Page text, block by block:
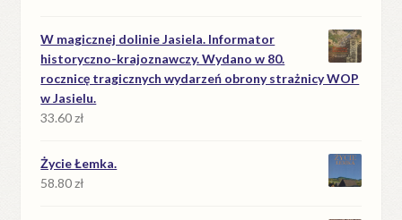
W magicznej dolinie Jasiela. Informator
historyczno-krajoznawczy. Wydano w 80.
rocznicę tragicznych wydarzeń obrony strażnicy WOP
w Jasielu.
33.60zł
Życie Łemka.
58.80zł